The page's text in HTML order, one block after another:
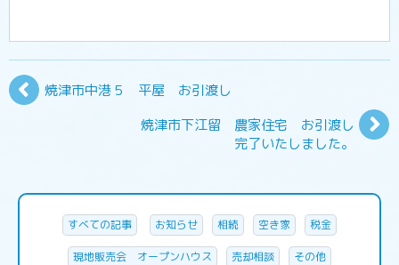
焼津市中港５ 平屋 お引渡し
焼津市下江留 農家住宅 お引渡し
完了いたしました。
すべての記事 お知らせ 相続 空き家 税金
現地販売会 オープンハウス 売却相談 その他